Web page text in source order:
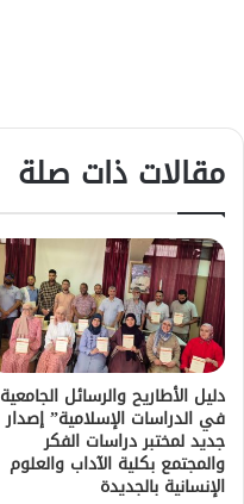
مقالات ذات صلة
دليل الأطاريح والرسائل الجامعية
في الدراسات الإسلامية” إصدار
جديد لمختبر دراسات الفكر
والمجتمع بكلية الآداب والعلوم
الإنسانية بالجديدة